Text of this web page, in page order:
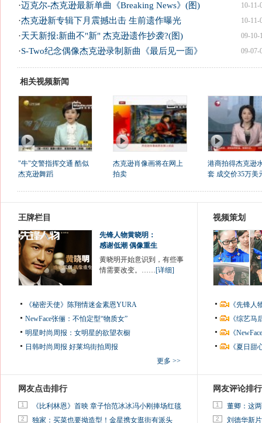
10-11-
·迈克尔-杰克逊最新单曲《Breaking News》(图)
10-11-
·杰克逊新专辑下月震撼出击 生前遗作曝光
09-10-
·天天新报:新曲不"新" 杰克逊遗作抄袭?(图)
09-07-
·S-Two纪念偶像杰克逊录制新曲《最后见一面》
相关视频新闻
"牛"交警指挥交通 酷似
杰克逊舞蹈
杰克逊肖像画将在网上
拍卖
港商拍得杰克逊
套 成交价35万美
王牌栏目
先锋人物黄晓明：
感谢低潮 偶像重生
黄晓明开始意识到，有些事
情需要改变。……[详细]
《秘密天使》陈翔情迷金素恩YURA
NewFace张俪：不怕定型“物质女”
明星时尚周报：女明星的欲望衣橱
日韩时尚周报 好莱坞街拍周报
更多 >>
视频策划
《先锋
《综艺
《
《夏日
网友点击排行
1 《比利林恩》首映 章子怡范冰冰冯小刚捧场红毯
2 独家：买菜也要拗造型！金星携女逛街有派头
网友评论排行
1 董卿：这
2 刘德华新